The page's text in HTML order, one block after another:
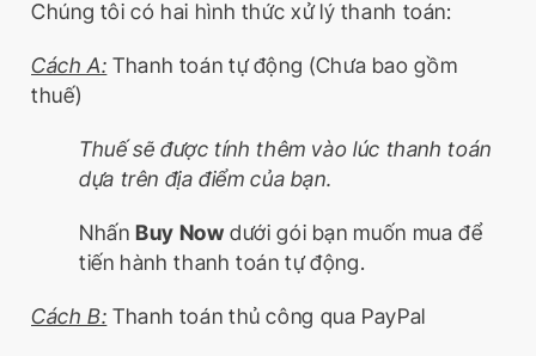
Chúng tôi có hai hình thức xử lý thanh toán:
Cách A: Thanh toán tự động (Chưa bao gồm
thuế)
Thuế sẽ được tính thêm vào lúc thanh toán
dựa trên địa điểm của bạn.
NhấnBuy Now dưới gói bạn muốn mua để
tiến hành thanh toán tự động.
Cách B: Thanh toán thủ công qua PayPal